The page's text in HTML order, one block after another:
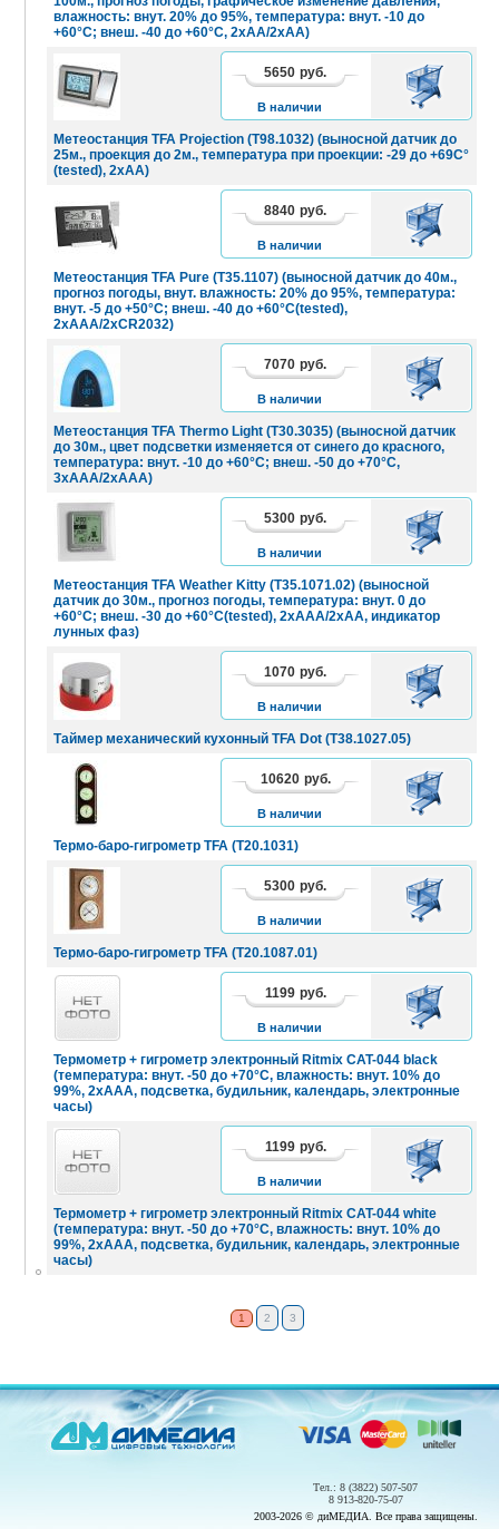
влажность: внут. 20% до 95%, температура: внут. -10 до
+60°C; внеш. -40 до +60°C, 2хАА/2xAA)
Метеостанция TFA Projection (T98.1032) (выносной датчик до
25м., проекция до 2м., температура при проекции: -29 до +69С°
(tested), 2хАА)
5650 руб.
В наличии
В
КОРЗИНУ
Метеостанция TFA Pure (T35.1107) (выносной датчик до 40м.,
прогноз погоды, внут. влажность: 20% до 95%, температура:
внут. -5 до +50°C; внеш. -40 до +60°C(tested),
2хААA/2xCR2032)
8840 руб.
В наличии
В
КОРЗИНУ
Метеостанция TFA Thermo Light (T30.3035) (выносной датчик
до 30м., цвет подсветки изменяется от синего до красного,
температура: внут. -10 до +60°C; внеш. -50 до +70°C,
3хAАА/2хAАА)
7070 руб.
В наличии
В
КОРЗИНУ
Метеостанция TFA Weather Kitty (T35.1071.02) (выносной
датчик до 30м., прогноз погоды, температура: внут. 0 до
+60°C; внеш. -30 до +60°C(tested), 2хААА/2xAA, индикатор
лунных фаз)
5300 руб.
В наличии
В
КОРЗИНУ
Таймер механический кухонный TFA Dot (T38.1027.05)
1070 руб.
В наличии
В
КОРЗИНУ
Термо-баро-гигрометр TFA (T20.1031)
10620 руб.
В наличии
В
КОРЗИНУ
Термо-баро-гигрометр TFA (T20.1087.01)
5300 руб.
В наличии
В
КОРЗИНУ
Термометр + гигрометр электронный Ritmix CAT-044 black
(температура: внут. -50 до +70°C, влажность: внут. 10% до
99%, 2хААА, подсветка, будильник, календарь, электронные
часы)
1199 руб.
В наличии
В
КОРЗИНУ
Термометр + гигрометр электронный Ritmix CAT-044 white
(температура: внут. -50 до +70°C, влажность: внут. 10% до
99%, 2хААА, подсветка, будильник, календарь, электронные
часы)
1199 руб.
В наличии
В
КОРЗИНУ
1 2 3
Тел.: 8 (3822) 507-507
8 913-820-75-07
2003-2026 © диМЕДИА. Все права защищены.